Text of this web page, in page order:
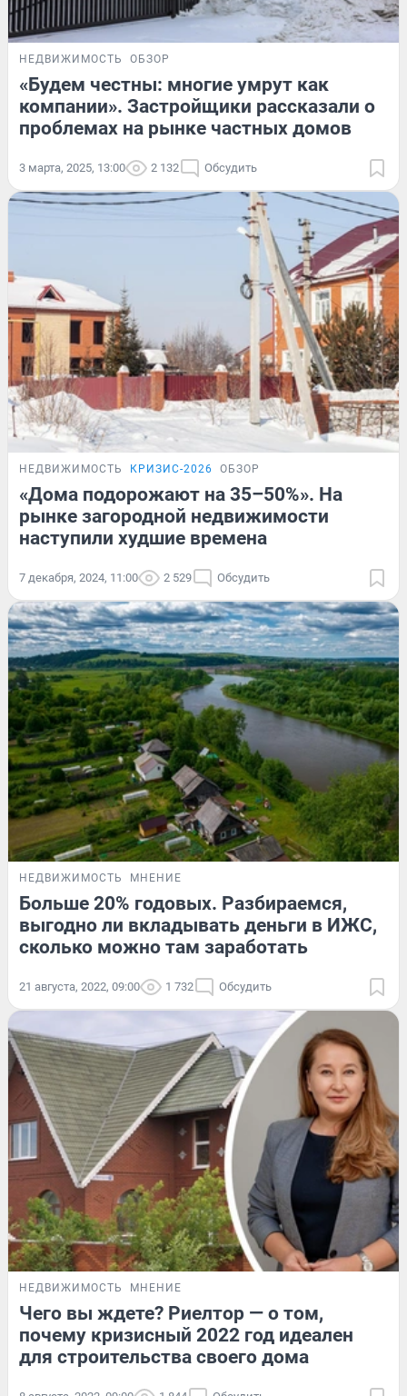
НЕДВИЖИМОСТЬ ОБЗОР
«Будем честны: многие умрут как
компании». Застройщики рассказали о
проблемах на рынке частных домов
3 марта, 2025, 13:00 2 132 Обсудить
НЕДВИЖИМОСТЬ КРИЗИС-2026 ОБЗОР
«Дома подорожают на 35–50%». На
рынке загородной недвижимости
наступили худшие времена
7 декабря, 2024, 11:00 2 529 Обсудить
НЕДВИЖИМОСТЬ МНЕНИЕ
Больше 20% годовых. Разбираемся,
выгодно ли вкладывать деньги в ИЖС,
сколько можно там заработать
21 августа, 2022, 09:00 1 732 Обсудить
НЕДВИЖИМОСТЬ МНЕНИЕ
Чего вы ждете? Риелтор — о том,
почему кризисный 2022 год идеален
для строительства своего дома